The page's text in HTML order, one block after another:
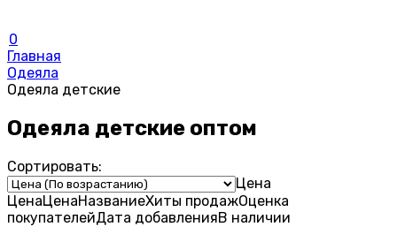
0
Главная
Одеяла
Одеяла детские
Одеяла детские оптом
Сортировать:
Цена
ЦенаЦенаНазваниеХиты продажОценка
покупателейДата добавленияВ наличии